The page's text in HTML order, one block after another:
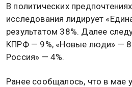
В политических
исследования лидирует
результатом 38%. Далее
КПРФ — 9%, «Новые люди» —
Россия» — 4%.
Ранее сообщалось, что в мае